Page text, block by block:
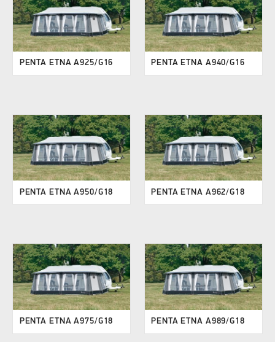
PENTA ETNA A925/G16 PENTA ETNA A940/G16
PENTA ETNA A950/G18 PENTA ETNA A962/G18
PENTA ETNA A975/G18 PENTA ETNA A989/G18